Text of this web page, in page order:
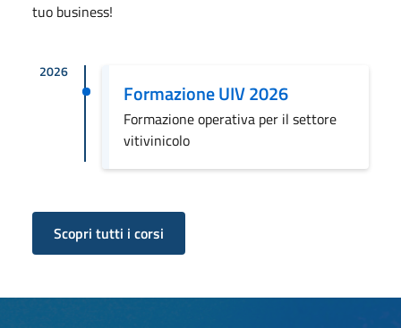
tuo business!
2026
Formazione UIV 2026
Formazione operativa per il settore
vitivinicolo
Scopri tutti i corsi